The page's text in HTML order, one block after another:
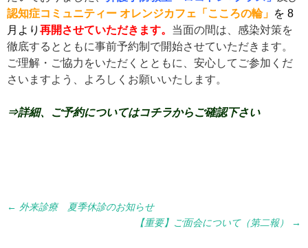
認知症コミュニティー オレンジカフェ「こころの輪」 を 8
月より 再開 させていただきます。 当面の間は、感染対策を
徹底するとともに事前予約制で開始させていただきます。
ご理解・ご協力をいただくとともに、安心してご参加くだ
さいますよう、よろしくお願いいたします。
⇒詳細、ご予約についてはコチラからご確認下さい
Post
← 外来診療 夏季休診のお知らせ
【重要】ご面会について（第二報）
→